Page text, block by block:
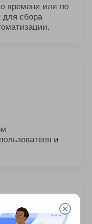
времени или по
для сбора
и